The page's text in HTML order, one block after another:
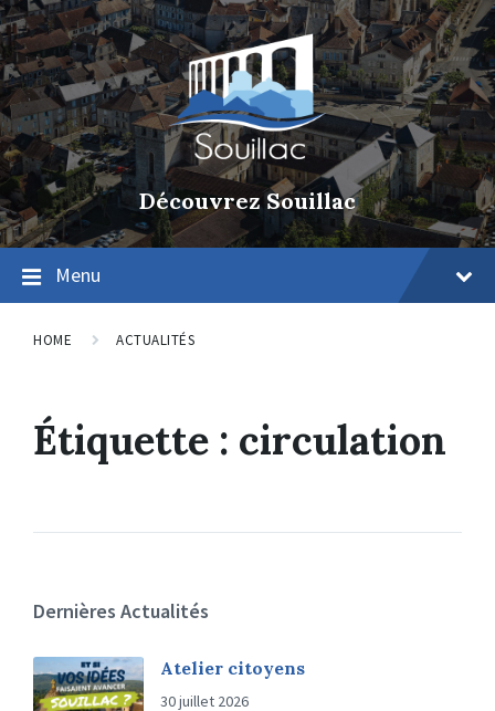
Découvrez Souillac
Menu
HOME ACTUALITÉS
Étiquette : circulation
Dernières Actualités
Atelier citoyens
30 juillet 2026